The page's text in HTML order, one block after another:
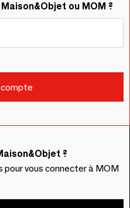
ou MOM ?
?
vous connecter à MOM